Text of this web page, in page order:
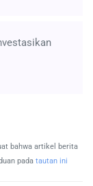
bahwa artikel berita
pada tautan ini